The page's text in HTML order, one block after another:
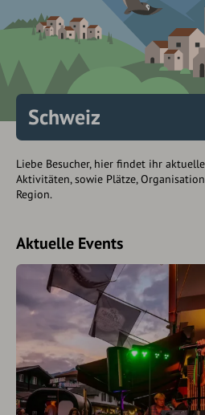
Schweiz
Liebe Besucher, hier findet ihr
Aktivitäten, sowie Plätze,
Region.
Aktuelle Events